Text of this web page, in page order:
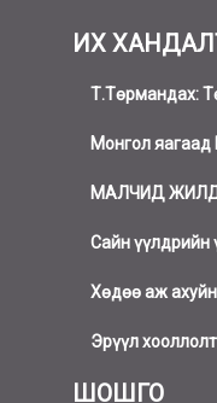
ИХ
Т.Төрмандах:
Монгол
МАЛЧИД ЖИЛД
Сайн үүлдрийн
Хөдөө аж
Эрүүл
ШОШГО